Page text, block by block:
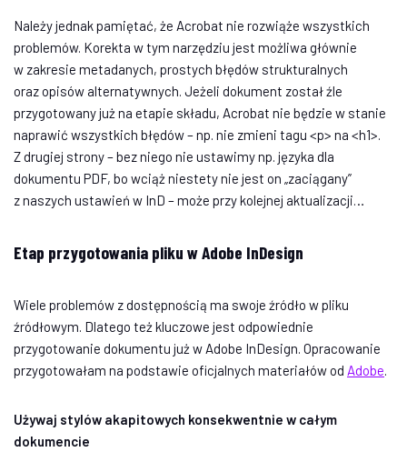
Należy jednak pamiętać, że Acrobat nie rozwiąże wszystkich
problemów. Korekta w tym narzędziu jest możliwa głównie
w zakresie metadanych, prostych błędów strukturalnych
oraz opisów alternatywnych. Jeżeli dokument został źle
przygotowany już na etapie składu, Acrobat nie będzie w stanie
naprawić wszystkich błędów – np. nie zmieni tagu <p> na <h1>.
Z drugiej strony – bez niego nie ustawimy np. języka dla
dokumentu PDF, bo wciąż niestety nie jest on „zaciągany”
z naszych ustawień w InD – może przy kolejnej aktualizacji…
Etap przygotowania pliku w Adobe InDesign
Wiele problemów z dostępnością ma swoje źródło w pliku
źródłowym. Dlatego też kluczowe jest odpowiednie
przygotowanie dokumentu już w Adobe InDesign. Opracowanie
przygotowałam na podstawie oficjalnych materiałów od Adobe
Używaj stylów akapitowych konsekwentnie w całym
dokumencie